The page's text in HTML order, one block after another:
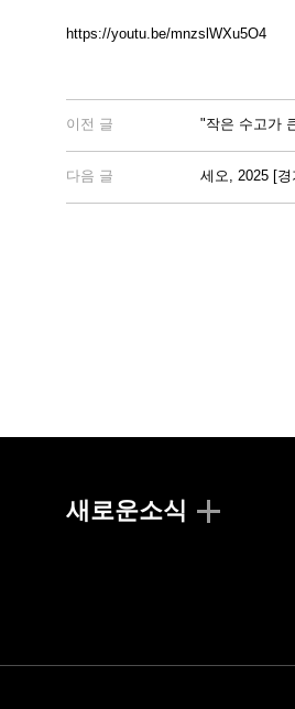
https://youtu.be/mnzslWXu5O4
이전 글 "작은 수고가
다음 글 세오, 2025 [
새로운소식